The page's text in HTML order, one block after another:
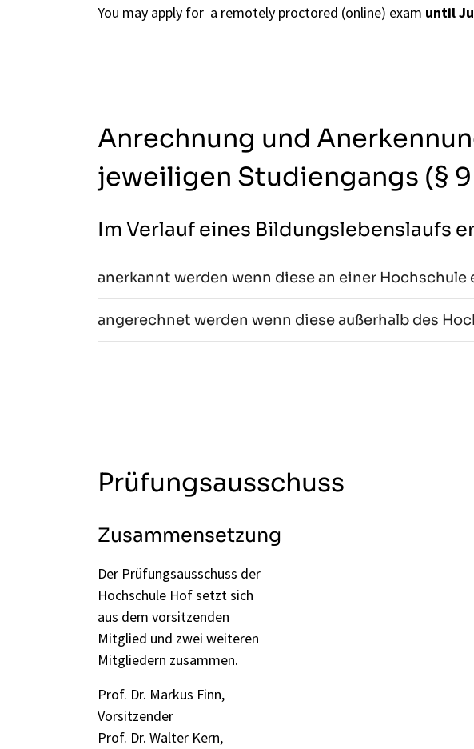
You may apply for a remotely proctored (online) exam until
Anrechnung und
jeweiligen Studiengangs (§ 9
Im Verlauf eines Bildungslebenslaufs
anerkannt werden wenn diese an einer Hochschule
angerechnet werden wenn diese außerhalb des
Prüfungsausschuss
Zusammensetzung
Der Prüfungsausschuss der
Hochschule Hof setzt sich
aus dem vorsitzenden
Mitglied und zwei weiteren
Mitgliedern zusammen.
Prof. Dr. Markus Finn,
Vorsitzender
Prof. Dr. Walter Kern,